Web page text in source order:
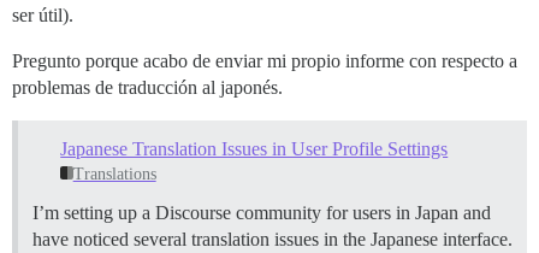
ser útil).
Pregunto porque acabo de enviar mi propio informe con respecto a
problemas de traducción al japonés.
Japanese Translation Issues in User Profile Settings
Translations
I’m setting up a Discourse community for users in Japan and
have noticed several translation issues in the Japanese interface.